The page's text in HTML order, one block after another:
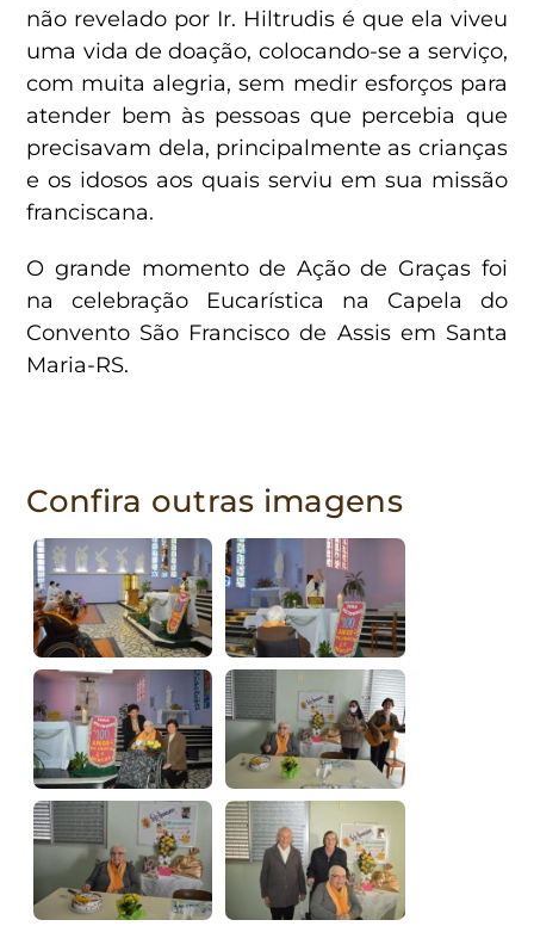
não revelado por Ir. Hiltrudis é que ela viveu
uma vida de doação, colocando-se a serviço,
com muita alegria, sem medir esforços para
atender bem às pessoas que percebia que
precisavam dela, principalmente as crianças
e os idosos aos quais serviu em sua missão
franciscana.
O grande momento de Ação de Graças foi
na celebração Eucarística na Capela do
Convento São Francisco de Assis em Santa
Maria-RS.
Confira outras imagens